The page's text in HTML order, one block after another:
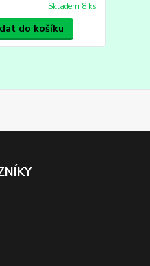
Skladem 8 ks
do košíku